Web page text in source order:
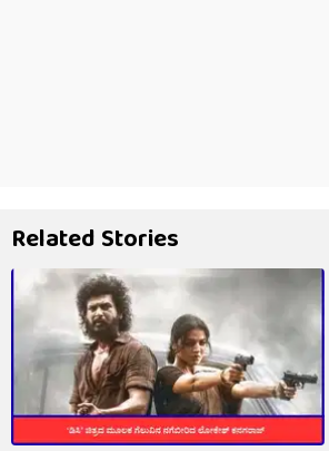
Related Stories